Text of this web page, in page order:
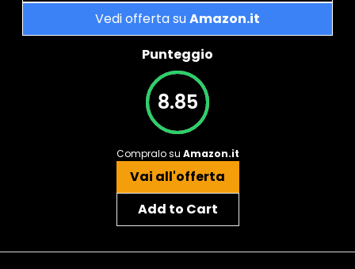
Vedi offerta suAmazon.it
Punteggio
8.85
Compralo su Amazon.it
Vai all'offerta
Add to Cart